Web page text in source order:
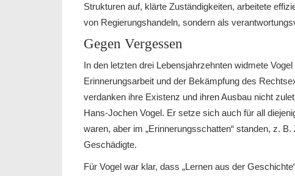
Strukturen auf, klärte Zuständigkeiten, arbeitete
von Regierungshandeln, sondern als
Gegen Vergessen
In den letzten drei Lebensjahrzehnten widmete
Erinnerungsarbeit und der Bekämpfung des
verdanken ihre Existenz und ihren Ausbau nicht
Hans-Jochen Vogel. Er setze sich auch für all
waren, aber im „Erinnerungsschatten“ standen, z.
Geschädigte.
Für Vogel war klar, dass „Lernen aus der